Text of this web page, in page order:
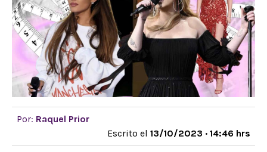
Por: Raquel Prior
Escrito el 13/10/2023 · 14:46 hrs